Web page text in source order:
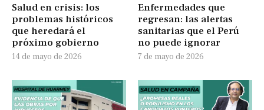
Salud en crisis: los
problemas históricos
que heredará el
próximo gobierno
14 de mayo de 2026
Enfermedades que
regresan: las alertas
sanitarias que el Perú
no puede ignorar
7 de mayo de 2026